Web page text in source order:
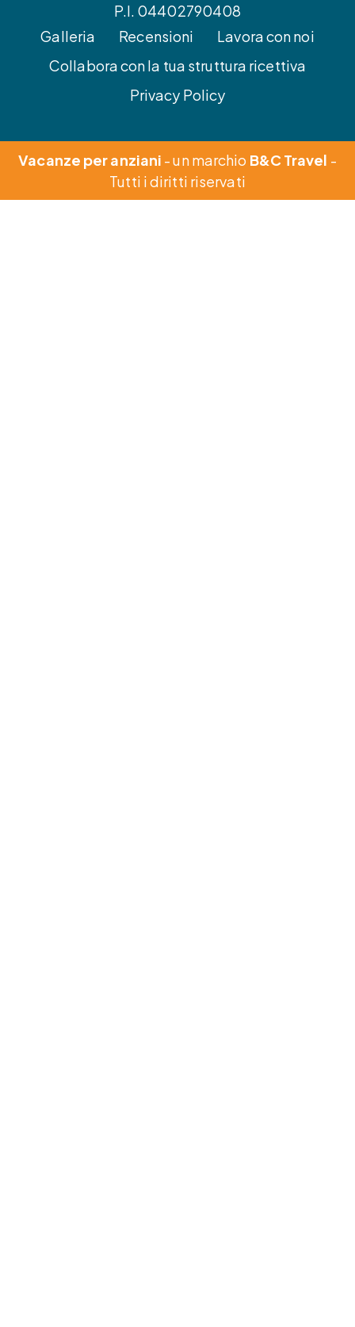
P.I. 04402790408
Galleria
Recensioni
Lavora con noi
Collabora con la tua struttura ricettiva
Privacy Policy
Vacanze per anziani - un marchio B&C Travel -
Tutti i diritti riservati